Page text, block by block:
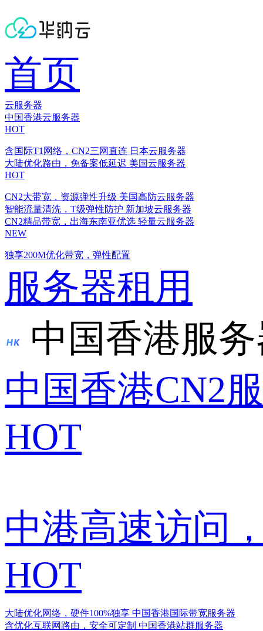
首页
云服务器
中国香港云服务器
HOT
含国际T1网络，CN2三网直连 日本云服务器
大陆优化路由，免备案低延迟 美国云服务器
HOT
CN2大带宽，资源弹性升级 美国高防云服务器
智能流量清洗，T级弹性防护 新加坡云服务器
CN2精品带宽，出海东南亚优选 轻量云服务器
NEW
独享200M优化带宽，弹性配置
服务器租用
中国香港服
中国香港CN2
HOT
中港高速访问
HOT
大陆优化网络，硬件100%独享 中国香港国际带宽服务器
含优化互联网路由，安全可定制 中国香港站群服务器